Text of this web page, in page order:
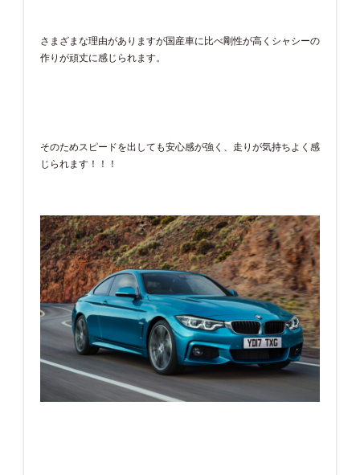
さまざまな理由がありますが国産車に比べ剛性が高くシャシーの
作りが頑丈に感じられます。
そのためスピードを出しても安心感が強く、走りが気持ちよく感
じられます！！！